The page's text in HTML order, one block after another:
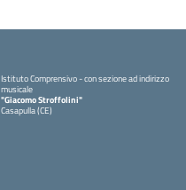
Istituto Comprensivo - con sezione ad indirizzo
musicale
"Giacomo Stroffolini"
Casapulla (CE)